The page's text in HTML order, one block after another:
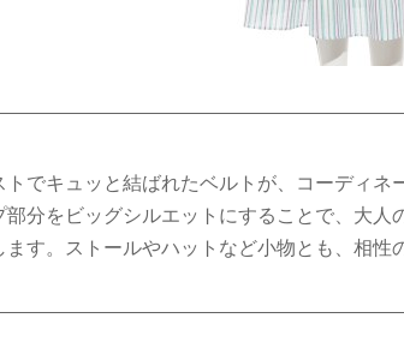
トでキュッと結ばれたベルトが、コーディネ
部分をビッグシルエットにすることで、大
ます。ストールやハットなど小物とも、相性